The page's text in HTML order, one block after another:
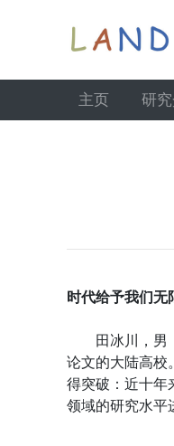
主页 研
时代给予我们无
田冰川，男，
论文的大陆高校
得突破：近十年
领域的研究水平